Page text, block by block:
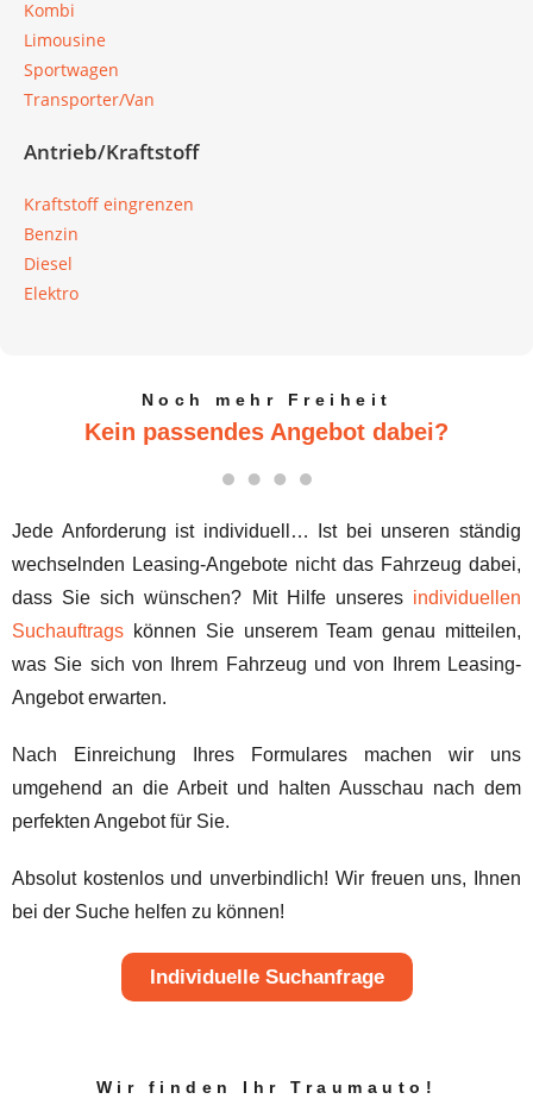
Kombi
Limousine
Sportwagen
Transporter/Van
Antrieb/Kraftstoff
Kraftstoff eingrenzen
Benzin
Diesel
Elektro
Noch mehr Freiheit
Kein passendes Angebot dabei?
Jede Anforderung ist individuell… Ist bei unseren ständig
wechselnden Leasing-Angebote nicht das Fahrzeug dabei,
dass Sie sich wünschen? Mit Hilfe unseres individuellen
Suchauftrags können Sie unserem Team genau mitteilen,
was Sie sich von Ihrem Fahrzeug und von Ihrem Leasing-
Angebot erwarten.
Nach Einreichung Ihres Formulares machen wir uns
umgehend an die Arbeit und halten Ausschau nach dem
perfekten Angebot für Sie.
Absolut kostenlos und unverbindlich! Wir freuen uns, Ihnen
bei der Suche helfen zu können!
Individuelle Suchanfrage
Wir finden Ihr Traumauto!